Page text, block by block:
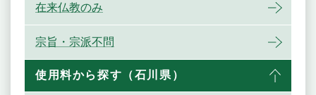
在来仏教のみ
宗旨・宗派不問
使用料から探す（石川県）